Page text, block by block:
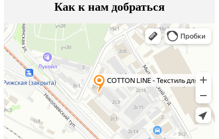
Как к нам добраться